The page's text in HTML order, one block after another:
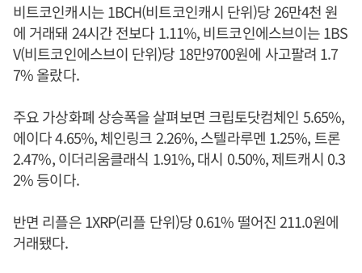
비트코인캐시는 1BCH(비트코인캐시 단위)당 26만4천 원
에 거래돼 24시간 전보다 1.11%, 비트코인에스브이는 1BS
V(비트코인에스브이 단위)당 18만9700원에 사고팔려 1.7
7% 올랐다.
주요 가상화폐 상승폭을 살펴보면 크립토닷컴체인 5.65%,
에이다 4.65%, 체인링크 2.26%, 스텔라루멘 1.25%, 트론
2.47%, 이더리움클래식 1.91%, 대시 0.50%, 제트캐시 0.3
2% 등이다.
반면 리플은 1XRP(리플 단위)당 0.61% 떨어진 211.0원에
거래됐다.